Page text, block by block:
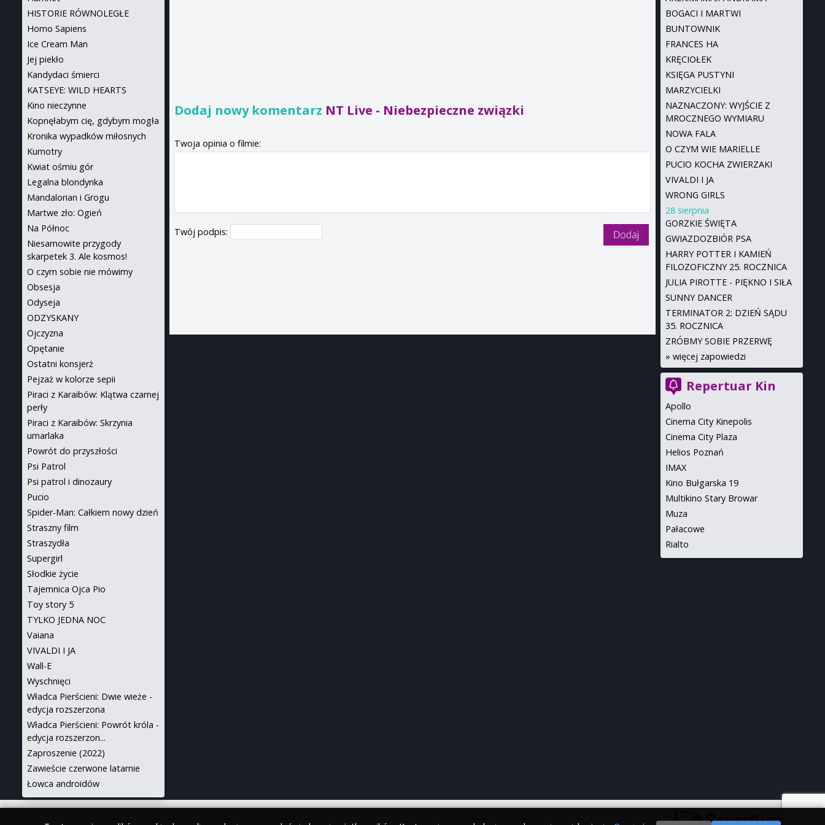
Dodaj nowy komentarz NT Live - Niebezpieczne związki
Twoja opinia o filmie:
Twój podpis:
BOGACI I MARTWI
BUNTOWNIK
FRANCES HA
KRĘCIOŁEK
KSIĘGA PUSTYNI
MARZYCIELKI
NAZNACZONY: WYJŚCIE Z
MROCZNEGO WYMIARU
NOWA FALA
O CZYM WIE MARIELLE
PUCIO KOCHA ZWIERZAKI
VIVALDI I JA
WRONG GIRLS
28 sierpnia
GORZKIE ŚWIĘTA
GWIAZDOZBIÓR PSA
HARRY POTTER I KAMIEŃ
FILOZOFICZNY 25. ROCZNICA
JULIA PIROTTE - PIĘKNO I SIŁA
SUNNY DANCER
TERMINATOR 2: DZIEŃ SĄDU
35. ROCZNICA
ZRÓBMY SOBIE PRZERWĘ
» więcej zapowiedzi
Repertuar Kin
Apollo
Cinema City Kinepolis
Cinema City Plaza
Helios Poznań
IMAX
Kino Bułgarska 19
Multikino Stary Browar
Muza
Pałacowe
Rialto
HISTORIE RÓWNOLEGŁE
Homo Sapiens
Ice Cream Man
Jej piekło
Kandydaci śmierci
KATSEYE: WILD HEARTS
Kino nieczynne
Kopnęłabym cię, gdybym mogła
Kronika wypadków miłosnych
Kumotry
Kwiat ośmiu gór
Legalna blondynka
Mandalorian i Grogu
Martwe zło: Ogień
Na Północ
Niesamowite przygody
skarpetek 3. Ale kosmos!
O czym sobie nie mówimy
Obsesja
Odyseja
ODZYSKANY
Ojczyzna
Opętanie
Ostatni konsjerż
Pejzaż w kolorze sepii
Piraci z Karaibów: Klątwa czarnej
perły
Piraci z Karaibów: Skrzynia
umarlaka
Powrót do przyszłości
Psi Patrol
Psi patrol i dinozaury
Pucio
Spider-Man: Całkiem nowy dzień
Straszny film
Straszydła
Supergirl
Słodkie życie
Tajemnica Ojca Pio
Toy story 5
TYLKO JEDNA NOC
Vaiana
VIVALDI I JA
Wall-E
Wyschnięci
Władca Pierścieni: Dwie wieże -
edycja rozszerzona
Władca Pierścieni: Powrót króla -
edycja rozszerzon...
Zaproszenie (2022)
Zawieście czerwone latarnie
Łowca androidów